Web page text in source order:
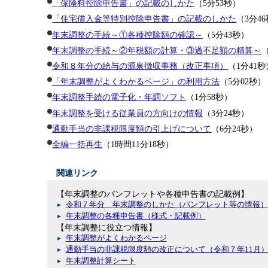
「保険料控除申告書」の記載のしかた （5分53秒）
「住宅借入金等特別控除申告書」の記載のしかた （3分46
年末調整の手続～①各種控除額の確認～
（5分43秒）
年末調整の手続～②年税額の計算・③過不足額の精算～
令和８年分の給与の源泉徴収事務（改正事項）
（1分41秒
「年末調整がよくわかるページ」の利用方法 （5分02秒）
年末調整手続の電子化・年調ソフト
（1分58秒）
年末調整を受ける従業員の方向けの情報 （3分24秒）
通勤手当の非課税限度額の引上げについて （6分24秒）
全編一括再生 （1時間11分18秒）
関連リンク
【年末調整のパンフレットや各種申告書の記載例】
令和７年分 年末調整のしかた（パンフレット等の情報）
年末調整の各種申告書（様式・記載例）
【年末調整に役立つ情報】
年末調整がよくわかるページ
通勤手当の非課税限度額の改正について（令和７年11月）
年末調整計算シート